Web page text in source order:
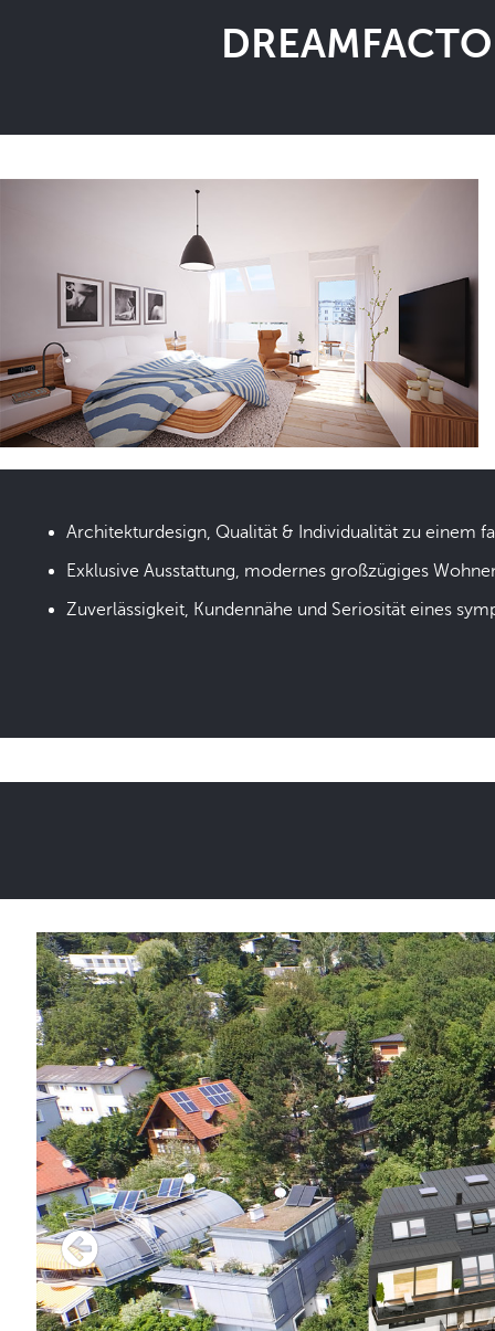
Architekturdesign, Qualität & Individualität zu einem
Exklusive Ausstattung, modernes großzügiges
Zuverlässigkeit, Kundennähe und Seriosität eines